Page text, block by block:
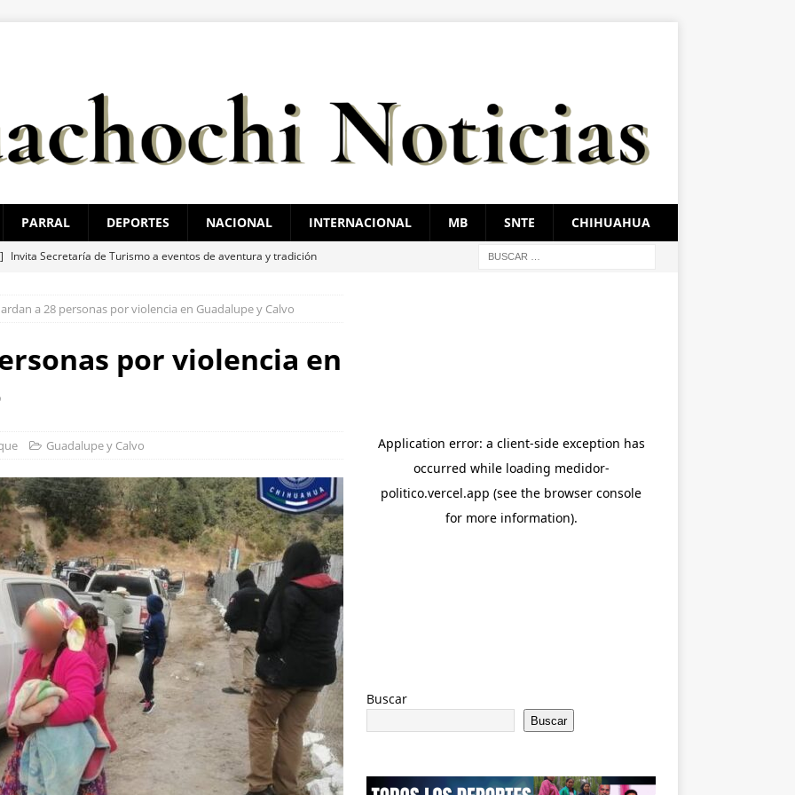
PARRAL DEPORTES NACIONAL INTERNACIONAL MB SNTE CHIHUAHUA
Invita Secretaría de Turismo a eventos de aventura y tradición
] “Que presenten las pruebas”: Santiago de la Peña niega que
contra Morena
Hombre muere a bordo de una ambulancia de URGE tras sufrir
El juego sin reglas: Jorge Soto ESTATAL
a 28 personas por violencia en Guadalupe y Calvo
por violencia en
Guadalupe y Calvo
Buscar
Buscar